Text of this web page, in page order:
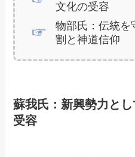
文化の受容
物部氏：伝統を
割と神道信仰
蘇我氏：新興勢力と
受容